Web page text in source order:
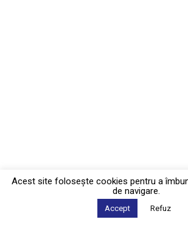
Acest site foloseşte cookies pentru a
de navigare.
Accept Refuz